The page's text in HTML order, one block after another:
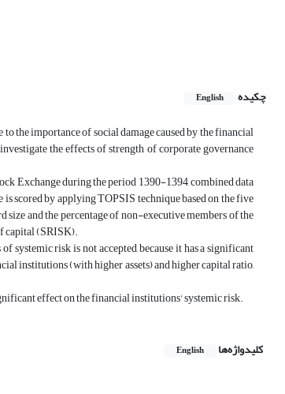
چکیده
English
the importance of social damage caused by the financial
the effects of strength of corporate governance
Exchange during the period 1390-1394, combined data
scored by applying TOPSIS technique based on the five
and the percentage of non-executive members of the
capital (SRISK).
systemic risk is not accepted, because it has a significant
institutions (with higher assets) and higher capital ratio,
effect on the financial institutions' systemic risk.
کلیدواژه‌ها English